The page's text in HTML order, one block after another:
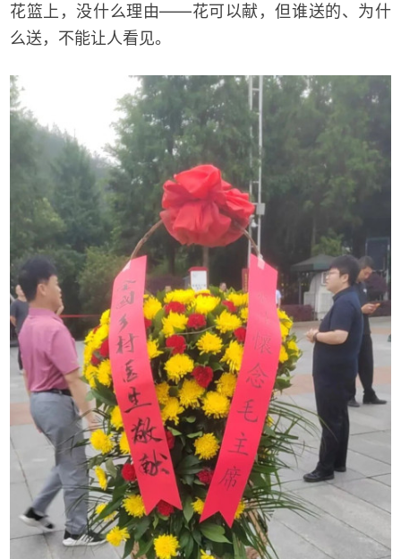
花篮上，没什么理由——花可以献，但谁送的、为什
么送，不能让人看见。